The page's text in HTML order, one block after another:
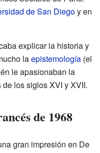
de San Diegoy en
explicar la historia y
laepistemología (el
le apasionaban la
los siglos XVI y XVII.
de 1968
gran impresión en De